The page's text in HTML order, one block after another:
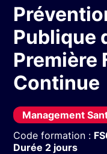
Publique
Première
Continue
Management
Code formation :
Durée 2 jours